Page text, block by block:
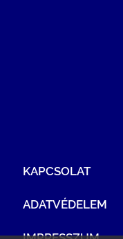
KAPCSOLAT
ADATVÉDELEM